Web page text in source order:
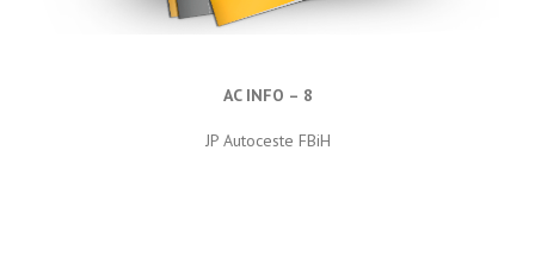
AC INFO – 8
JP Autoceste FBiH